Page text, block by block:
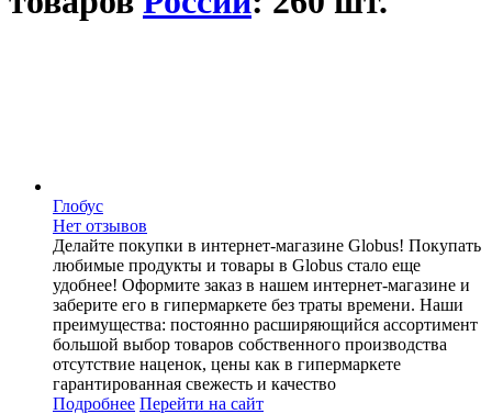
Глобус
Нет отзывов
Делайте покупки в интернет-магазине Globus! Покупать
любимые продукты и товары в Globus стало еще
удобнее! Оформите заказ в нашем интернет-магазине и
заберите его в гипермаркете без траты времени. Наши
преимущества: постоянно расширяющийся ассортимент
большой выбор товаров собственного производства
отсутствие наценок, цены как в гипермаркете
гарантированная свежесть и качество
Подробнее Перейти на сайт